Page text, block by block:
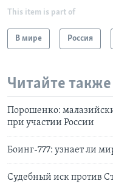
This item is part of
В мире Россия
Читайте также
Порошенко:
при участии России
Боинг-777: узнает ли
Судебный иск против